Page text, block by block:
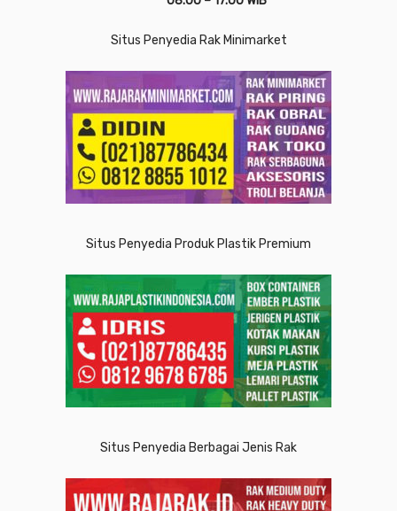
Situs Penyedia Rak Minimarket
Situs Penyedia Produk Plastik Premium
Situs Penyedia Berbagai Jenis Rak